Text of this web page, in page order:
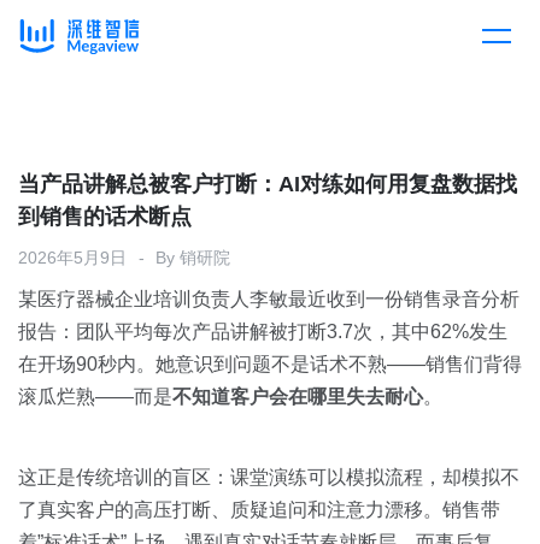
产品总览
产品集成
下载客户端
解决方案
按行业
消费医疗
汽车
客户案例
开放平台
定价
资源中心
当产品讲解总被客户打断：AI对练如何用复盘数据找
到销售的话术断点
2026年5月9日 By 销研院
某医疗器械企业培训负责人李敏最近收到一份销售录音分析
报告：团队平均每次产品讲解被打断3.7次，其中62%发生
在开场90秒内。她意识到问题不是话术不熟——销售们背得
滚瓜烂熟——而是不知道客户会在哪里失去耐心。
这正是传统培训的盲区：课堂演练可以模拟流程，却模拟不
了真实客户的高压打断、质疑追问和注意力漂移。销售带